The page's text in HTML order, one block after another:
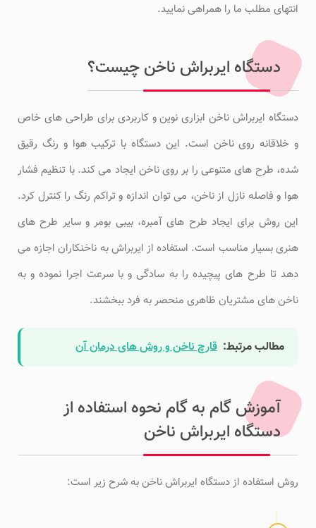
انتهای مطلب ما را همراهی نمایید.
دستگاه ایربراش ناخن چیست؟
دستگاه ایربراش ناخن ابزاری نوین و کاربردی برای طراحی های خاص
و خلاقانه روی ناخن است. این دستگاه با ترکیب هوا و رنگ رقیق
شده، طرح های متنوعی را بر روی ناخن ایجاد می کند. با تنظیم فشار
هوا و فاصله نازل از ناخن، می توان اندازه و تراکم رنگ را کنترل کرد.
این روش برای ایجاد طرح های آمبره، بیبی بومر و سایر طرح های
هنری بسیار مناسب است. استفاده از ایربراش به ناخنکاران اجازه می
دهد تا طرح های پیچیده را به سادگی و با سرعت اجرا نموده و به
ناخن های مشتریان ظاهری منحصر به فرد ببخشند.
مطالب مرتبط: قارچ ناخن و روش های درمان آن
آموزش گام به گام نحوه استفاده از
دستگاه ایربراش ناخن
روش استفاده از دستگاه ایربراش ناخن به شرح زیر است: